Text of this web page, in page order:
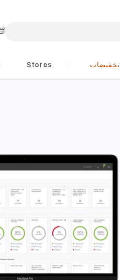
تخفيضات Stores